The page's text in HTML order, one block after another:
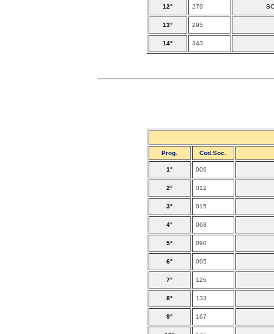
12° 279
13° 295
14° 343
Prog. Cod.Soc.
1° 006
2° 012
3° 015
4° 068
5° 090
6° 095
7° 126
8° 133
9° 167